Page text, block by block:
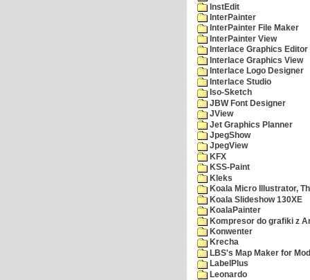
InstEdit
InterPainter
InterPainter File Maker
InterPainter View
Interlace Graphics Editor
Interlace Graphics View
Interlace Logo Designer
Interlace Studio
Iso-Sketch
JBW Font Designer
JView
Jet Graphics Planner
JpegShow
JpegView
KFX
KSS-Paint
Kleks
Koala Micro Illustrator,
Koala Slideshow 130XE
KoalaPainter
Kompresor do grafiki z
Konwenter
Krecha
LBS's Map Maker for
LabelPlus
Leonardo